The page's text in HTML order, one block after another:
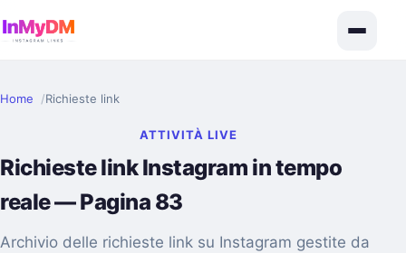
Home Richieste link
ATTIVITÀ LIVE
Richieste link Instagram in tempo
reale — Pagina 83
Archivio delle richieste link su Instagram gestite da